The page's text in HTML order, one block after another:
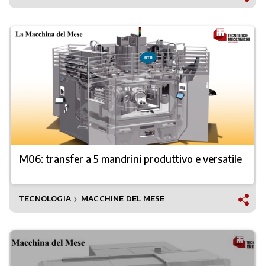
M06: transfer a 5 mandrini produttivo e versatile
TECNOLOGIA ❯ MACCHINE DEL MESE